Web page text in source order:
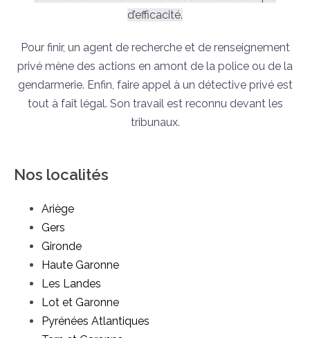
d’efficacité.
Pour finir, un agent de recherche et de renseignement
privé mène des actions en amont de la police ou de la
gendarmerie. Enfin, faire appel à un détective privé est
tout à fait légal. Son travail est reconnu devant les
tribunaux.
Nos localités
Ariège
Gers
Gironde
Haute Garonne
Les Landes
Lot et Garonne
Pyrénées Atlantiques